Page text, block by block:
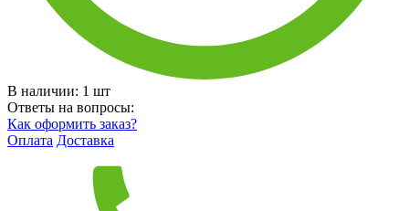
В наличии: 1 шт
Ответы на вопросы:
Как оформить заказ?
Оплата Доставка